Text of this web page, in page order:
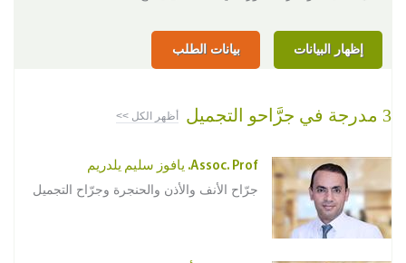
إظهار البيانات بيانات الطلب
3 مدرجة في جرَّاحو التجميل أظهر الكل >>
Assoc. Prof. يافوز سليم يلدريم
جرّاح الأنف والأذن والحنجرة وجرّاح التجميل